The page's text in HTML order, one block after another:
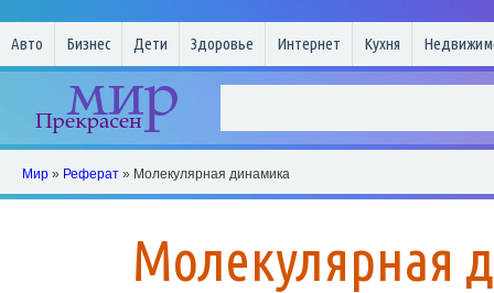
Авто Бизнес Дети Здоровье Интернет Кухня
Мир » Реферат » Молекулярная динамика
Молекулярная